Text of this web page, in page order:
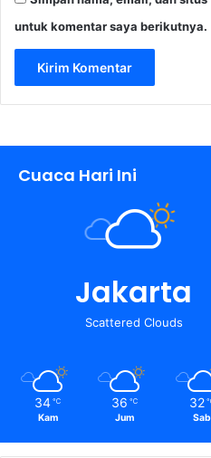
untuk komentar saya berikutnya.
Cuaca Hari Ini
Jakarta
Scattered Clouds
34 ℃
Kam
36 ℃
Jum
32
Sab